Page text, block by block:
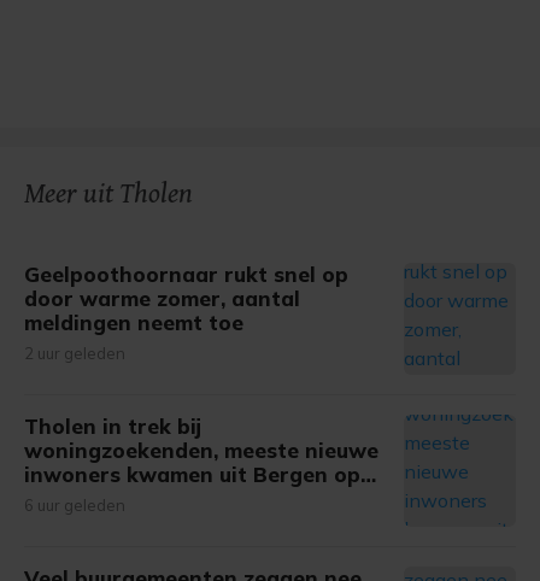
Meer uit Tholen
Geelpoothoornaar rukt snel op
door warme zomer, aantal
meldingen neemt toe
2 uur geleden
Tholen in trek bij
woningzoekenden, meeste nieuwe
inwoners kwamen uit Bergen op
Zoom
6 uur geleden